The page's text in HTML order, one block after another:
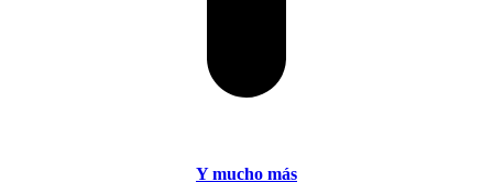
Y mucho más